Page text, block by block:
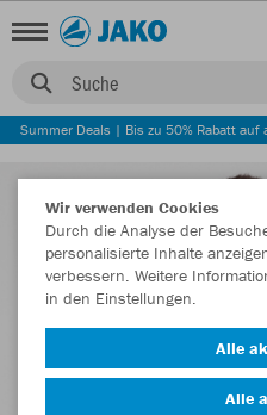
Suche
Summer Deals | Bis zu 50% Rabatt auf
Wir verwenden Cookies
Durch die Analyse der
personalisierte Inhalte
verbessern. Weitere
in den Einstellungen.
Alle
Alle